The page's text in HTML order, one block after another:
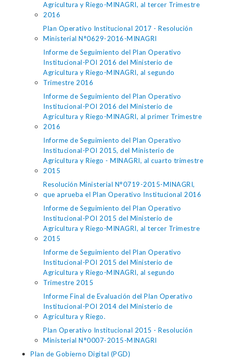
Agricultura y Riego-MINAGRI, al tercer Trimestre
2016
Plan Operativo Institucional 2017 - Resolución
Ministerial N°0629-2016-MINAGRI
Informe de Seguimiento del Plan Operativo
Institucional-POI 2016 del Ministerio de
Agricultura y Riego-MINAGRI, al segundo
Trimestre 2016
Informe de Seguimiento del Plan Operativo
Institucional-POI 2016 del Ministerio de
Agricultura y Riego-MINAGRI, al primer Trimestre
2016
Informe de Seguimiento del Plan Operativo
Institucional-POI 2015, del Ministerio de
Agricultura y Riego - MINAGRI, al cuarto trimestre
2015
Resolución Ministerial N°0719-2015-MINAGRI,
que aprueba el Plan Operativo Institucional 2016
Informe de Seguimiento del Plan Operativo
Institucional-POI 2015 del Ministerio de
Agricultura y Riego-MINAGRI, al tercer Trimestre
2015
Informe de Seguimiento del Plan Operativo
Institucional-POI 2015 del Ministerio de
Agricultura y Riego-MINAGRI, al segundo
Trimestre 2015
Informe Final de Evaluación del Plan Operativo
Institucional-POI 2014 del Ministerio de
Agricultura y Riego.
Plan Operativo Institucional 2015 - Resolución
Ministerial N°0007-2015-MINAGRI
Plan de Gobierno Digital (PGD)